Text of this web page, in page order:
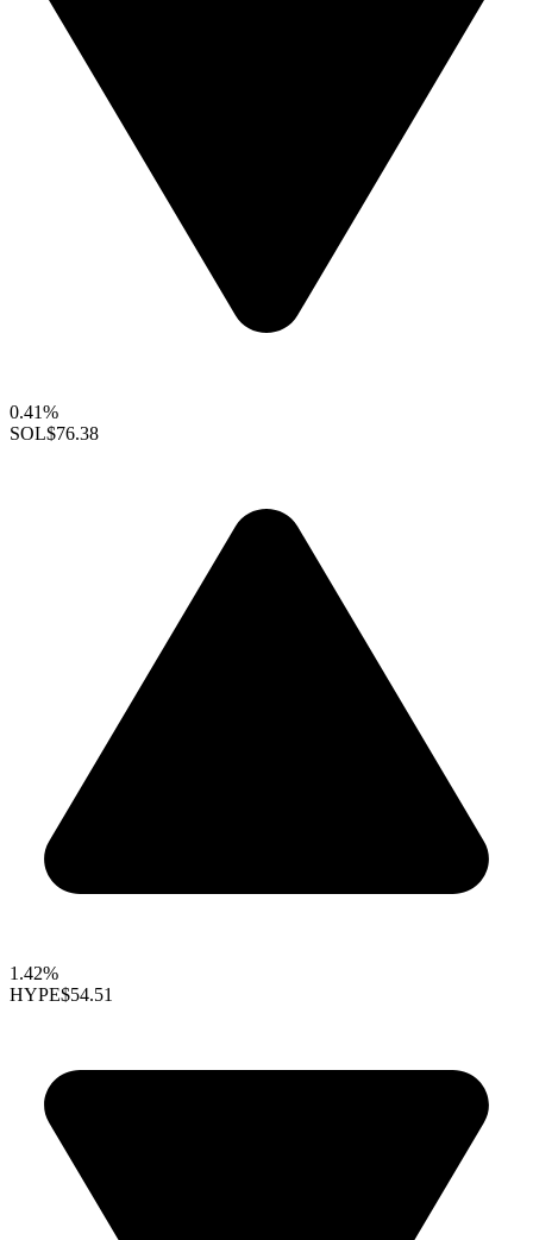
0.41%
SOL$76.38
1.42%
HYPE$54.51